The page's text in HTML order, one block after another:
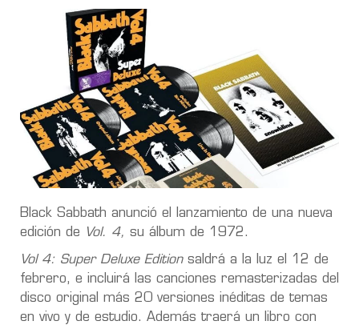
Black Sabbath anunció el lanzamiento de una nueva
edición de
Vol. 4, su álbum de 1972.
Vol 4: Super Deluxe Editionsaldrá a la luz el 12 de
febrero, e incluirá las canciones remasterizadas del
disco original más 20 versiones inéditas de temas
en vivo y de estudio. Además traerá un libro con